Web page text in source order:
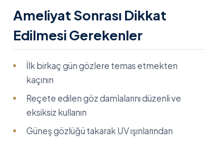
Ameliyat Sonrası Dikkat
Edilmesi Gerekenler
İlk birkaç gün gözlere temas etmekten
kaçının
Reçete edilen göz damlalarını düzenli ve
eksiksiz kullanın
Güneş gözlüğü takarak UV ışınlarından